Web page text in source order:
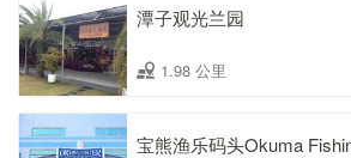
潭子观光兰园
1.98 公里
宝熊渔乐码头Okuma